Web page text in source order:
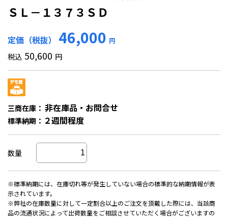
ＳＬ－１３７３ＳＤ
定価（税抜） 46,000 円
税込 50,600 円
三商在庫： 非在庫品・お問合せ
標準納期： ２週間程度
数量
※標準納期には、在庫切れ等が発生していない場合の標準的な納期情報が表
示されています。
※弊社の在庫数量に対して一定割合以上のご注文を頂戴した際には、当該商
品の流通状況によって出荷数量をご相談させていただく場合がございますの